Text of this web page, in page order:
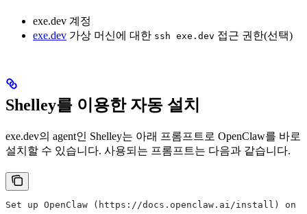
exe.dev 계정
exe.dev 가상 머신에 대한 ssh exe.dev 접근 권한(선택)
Shelley를 이용한 자동 설치
exe.dev의 agent인 Shelley는 아래 프롬프트로 OpenClaw를 바로
설치할 수 있습니다. 사용되는 프롬프트는 다음과 같습니다.
Set up OpenClaw (https://docs.openclaw.ai/install) on